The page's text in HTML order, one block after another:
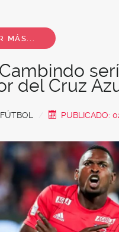
MÁS...
del Cruz
FÚTBOL PUBLICADO: